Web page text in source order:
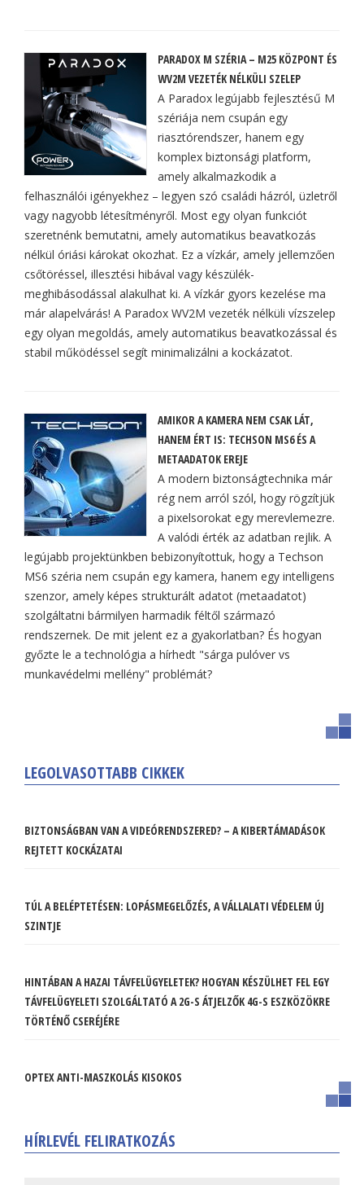
PARADOX M SZÉRIA – M25 KÖZPONT ÉS
WV2M VEZETÉK NÉLKÜLI SZELEP
A Paradox legújabb fejlesztésű M
szériája nem csupán egy
riasztórendszer, hanem egy
komplex biztonsági platform,
amely alkalmazkodik a
felhasználói igényekhez – legyen szó családi házról, üzletről
vagy nagyobb létesítményről. Most egy olyan funkciót
szeretnénk bemutatni, amely automatikus beavatkozás
nélkül óriási károkat okozhat. Ez a vízkár, amely jellemzően
csőtöréssel, illesztési hibával vagy készülék-
meghibásodással alakulhat ki. A vízkár gyors kezelése ma
már alapelvárás! A Paradox WV2M vezeték nélküli vízszelep
egy olyan megoldás, amely automatikus beavatkozással és
stabil működéssel segít minimalizálni a kockázatot.
AMIKOR A KAMERA NEM CSAK LÁT,
HANEM ÉRT IS: TECHSON MS6 ÉS A
METAADATOK EREJE
A modern biztonságtechnika már
rég nem arról szól, hogy rögzítjük
a pixelsorokat egy merevlemezre.
A valódi érték az adatban rejlik. A
legújabb projektünkben bebizonyítottuk, hogy a Techson
MS6 széria nem csupán egy kamera, hanem egy intelligens
szenzor, amely képes strukturált adatot (metaadatot)
szolgáltatni bármilyen harmadik féltől származó
rendszernek. De mit jelent ez a gyakorlatban? És hogyan
győzte le a technológia a hírhedt "sárga pulóver vs
munkavédelmi mellény" problémát?
LEGOLVASOTTABB CIKKEK
BIZTONSÁGBAN VAN A VIDEÓRENDSZERED? – A KIBERTÁMADÁSOK
REJTETT KOCKÁZATAI
TÚL A BELÉPTETÉSEN: LOPÁSMEGELŐZÉS, A VÁLLALATI VÉDELEM ÚJ
SZINTJE
HINTÁBAN A HAZAI TÁVFELÜGYELETEK? HOGYAN KÉSZÜLHET FEL EGY
TÁVFELÜGYELETI SZOLGÁLTATÓ A 2G-S ÁTJELZŐK 4G-S ESZKÖZÖKRE
TÖRTÉNŐ CSERÉJÉRE
OPTEX ANTI-MASZKOLÁS KISOKOS
HÍRLEVÉL FELIRATKOZÁS